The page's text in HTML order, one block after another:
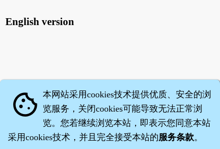
English version
cookie 本网站采用cookies技术提供优质、安全的浏
览服务，关闭cookies可能导致无法正常浏
览。您若继续浏览本站，即表示您同意本站
采用cookies技术，并且完全接受本站的服务条款。